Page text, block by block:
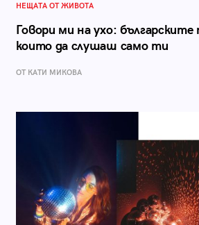
НЕЩАТА ОТ ЖИВОТА
Говори ми на ухо: българските
които да слушаш само ти
ОТ КАТИ МИКОВА